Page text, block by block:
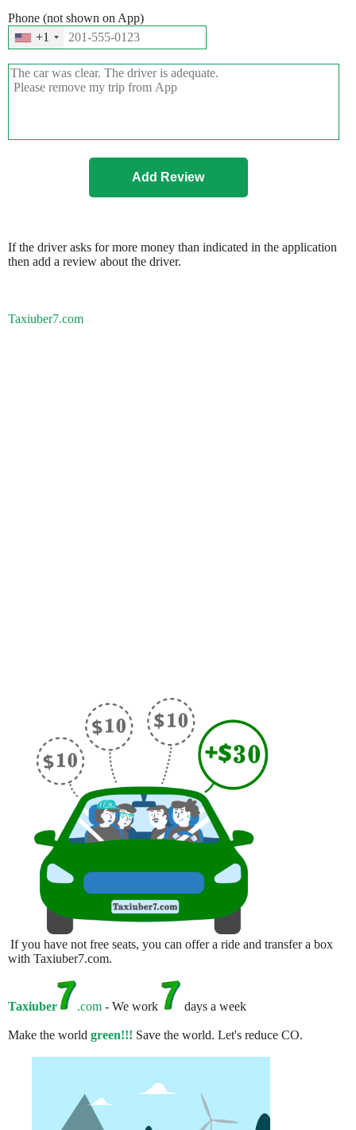
Phone (not shown on App)
+1
If the driver asks for more money than indicated in the application
then add a review about the driver.
Taxiuber7.com
If you have not free seats, you can offer a ride and transfer a box
with Taxiuber7.com.
Taxiuber .com - We work days a week
Make the world green!!! Save the world. Let's reduce CO.